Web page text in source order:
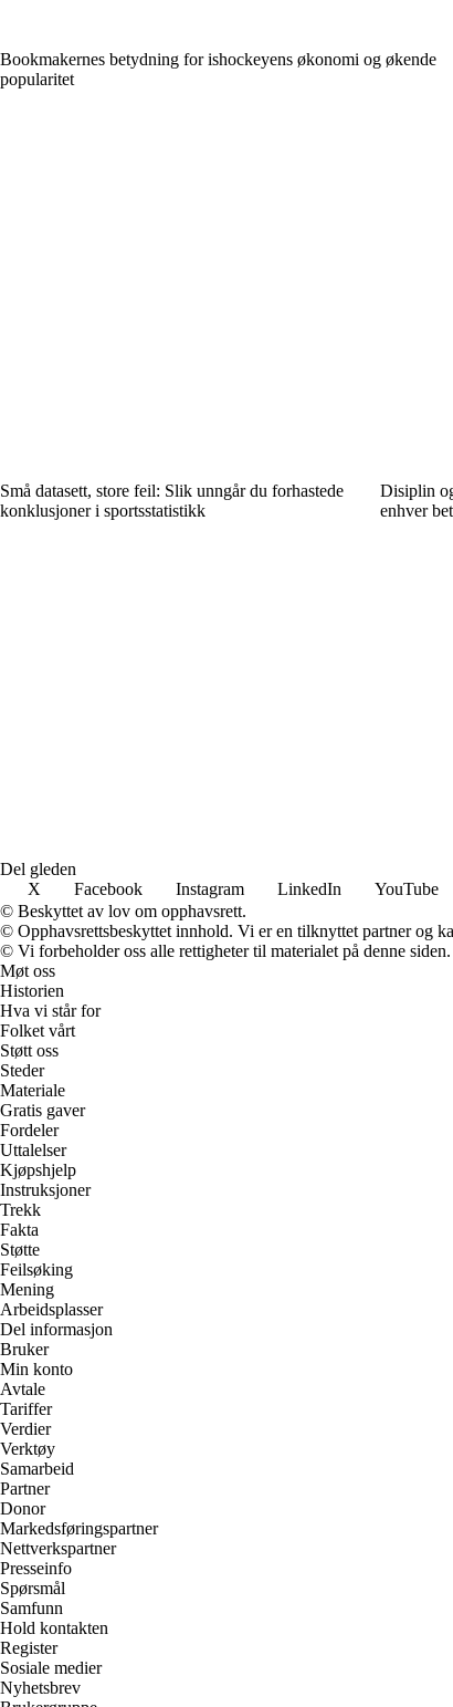
Bookmakernes betydning for ishockeyens økonomi og økende
popularitet
Små datasett, store feil: Slik unngår du forhastede
konklusjoner i sportsstatistikk
Disiplin
enhver
Del gleden
X
Facebook Instagram LinkedIn YouTube
© Beskyttet av lov om opphavsrett.
© Opphavsrettsbeskyttet innhold. Vi er en tilknyttet partner og
© Vi forbeholder oss alle rettigheter til materialet på denne
Møt oss
Historien
Hva vi står for
Folket vårt
Støtt oss
Steder
Materiale
Gratis gaver
Fordeler
Uttalelser
Kjøpshjelp
Instruksjoner
Trekk
Fakta
Støtte
Feilsøking
Mening
Arbeidsplasser
Del informasjon
Bruker
Min konto
Avtale
Tariffer
Verdier
Verktøy
Samarbeid
Partner
Donor
Markedsføringspartner
Nettverkspartner
Presseinfo
Spørsmål
Samfunn
Hold kontakten
Register
Sosiale medier
Nyhetsbrev